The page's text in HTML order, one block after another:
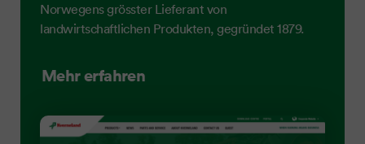
Norwegens grösster Lieferant von
landwirtschaftlichen Produkten, gegründet 1879.
Mehr erfahren